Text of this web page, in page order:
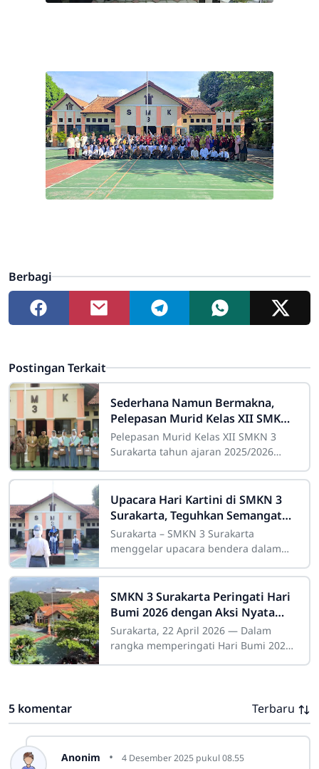
Berbagi
Postingan Terkait
Sederhana Namun Bermakna,
Pelepasan Murid Kelas XII SMKN
3 Surakarta Berlangsung Khidmat
Pelepasan Murid Kelas XII SMKN 3
Surakarta tahun ajaran 2025/2026
namun penuh makna. Kegiatan ini
dihadiri oleh komite
Upacara Hari Kartini di SMKN 3
Surakarta, Teguhkan Semangat
Kesetaraan dan Pendidikan
Surakarta – SMKN 3 Surakarta
menggelar upacara bendera dalam
Senin (21/4), yang diikuti seluruh
warga sekolah dengan
SMKN 3 Surakarta Peringati Hari
Bumi 2026 dengan Aksi Nyata
Peduli Lingkungan
Surakarta, 22 April 2026 — Dalam
rangka memperingati Hari Bumi 2026,
5 komentar Terbaru
Anonim 4 Desember 2025 pukul 08.55